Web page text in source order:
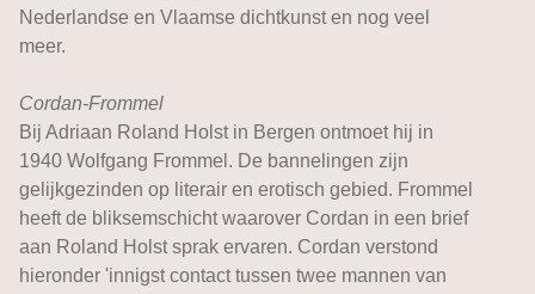
Nederlandse en Vlaamse dichtkunst en nog veel
meer.
Cordan-Frommel
Bij Adriaan Roland Holst in Bergen ontmoet hij in
1940 Wolfgang Frommel. De bannelingen zijn
gelijkgezinden op literair en erotisch gebied. Frommel
heeft de bliksemschicht waarover Cordan in een brief
aan Roland Holst sprak ervaren. Cordan verstond
hieronder 'innigst contact tussen twee mannen van